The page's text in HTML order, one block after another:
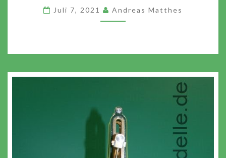
Juli 7, 2021 Andreas Matthes